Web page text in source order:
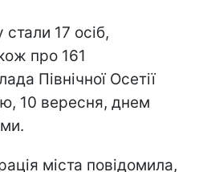
17 осіб,
про 161
Північної Осетії
10 вересня, днем
міста повідомила,